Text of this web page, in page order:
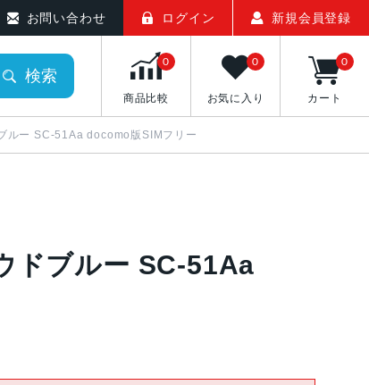
お問い合わせ ログイン 新規会員登録
検索
商品比較
0
お気に入り
0
カート
0
ルー SC-51Aa docomo版SIMフリー
ドブルー SC-51Aa